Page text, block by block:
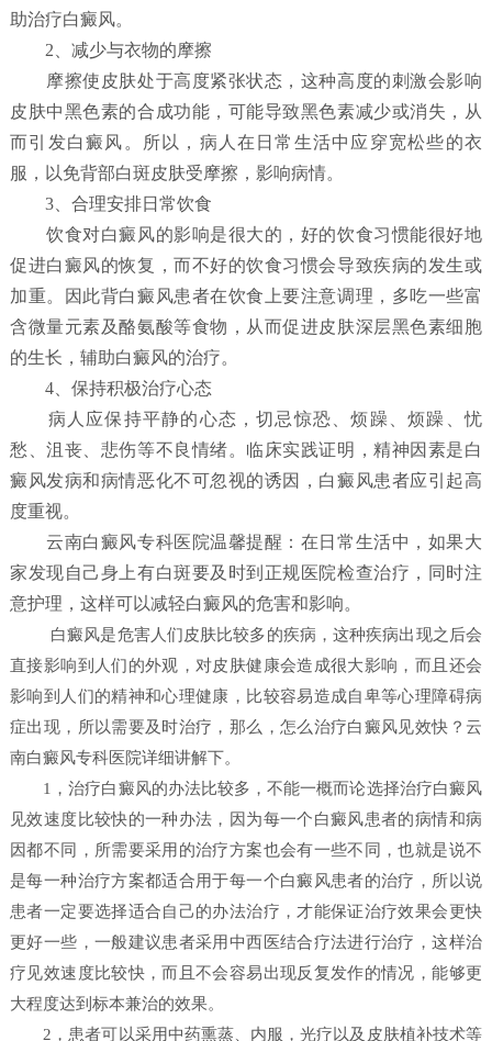
助治疗白癜风。
2、减少与衣物的摩擦
摩擦使皮肤处于高度紧张状态，这种高度的刺激会影响
皮肤中黑色素的合成功能，可能导致黑色素减少或消失，从
而引发白癜风。所以，病人在日常生活中应穿宽松些的衣
服，以免背部白斑皮肤受摩擦，影响病情。
3、合理安排日常饮食
饮食对白癜风的影响是很大的，好的饮食习惯能很好地
促进白癜风的恢复，而不好的饮食习惯会导致疾病的发生或
加重。因此背白癜风患者在饮食上要注意调理，多吃一些富
含微量元素及酪氨酸等食物，从而促进皮肤深层黑色素细胞
的生长，辅助白癜风的治疗。
4、保持积极治疗心态
病人应保持平静的心态，切忌惊恐、烦躁、烦躁、忧
愁、沮丧、悲伤等不良情绪。临床实践证明，精神因素是白
癜风发病和病情恶化不可忽视的诱因，白癜风患者应引起高
度重视。
云南白癜风专科医院温馨提醒：在日常生活中，如果大
家发现自己身上有白斑要及时到正规医院检查治疗，同时注
意护理，这样可以减轻白癜风的危害和影响。
白癜风是危害人们皮肤比较多的疾病，这种疾病出现之后会
直接影响到人们的外观，对皮肤健康会造成很大影响，而且还会
影响到人们的精神和心理健康，比较容易造成自卑等心理障碍病
症出现，所以需要及时治疗，那么，怎么治疗白癜风见效快？ 云
南白癜风专科医院详细讲解下。
1，治疗白癜风的办法比较多，不能一概而论选择治疗白癜风
见效速度比较快的一种办法，因为每一个白癜风患者的病情和病
因都不同，所需要采用的治疗方案也会有一些不同，也就是说不
是每一种治疗方案都适合用于每一个白癜风患者的治疗，所以说
患者一定要选择适合自己的办法治疗，才能保证治疗效果会更快
更好一些，一般建议患者采用中西医结合疗法进行治疗，这样治
疗见效速度比较快，而且不会容易出现反复发作的情况，能够更
大程度达到标本兼治的效果。
2，患者可以采用中药熏蒸、内服，光疗以及皮肤植补技术等